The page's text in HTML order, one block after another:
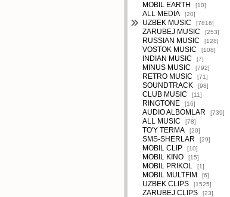
MOBIL EARTH [10]
ALL MEDIA [20]
UZBEK MUSIC [7816]
ZARUBEJ MUSIC [253]
RUSSIAN MUSIC [128]
VOSTOK MUSIC [108]
INDIAN MUSIC [7]
MINUS MUSIC [792]
RETRO MUSIC [71]
SOUNDTRACK [98]
CLUB MUSIC [11]
RINGTONE [16]
AUDIO ALBOMLAR [739]
ALL MUSIC [78]
TO'Y TERMA [20]
SMS-SHERLAR [29]
MOBIL CLIP [10]
MOBIL KINO [15]
MOBIL PRIKOL [1]
MOBIL MULTFIM [6]
UZBEK CLIPS [1525]
ZARUBEJ CLIPS [23]